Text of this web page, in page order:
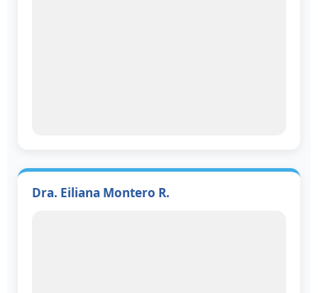
Dra. Eiliana Montero R.